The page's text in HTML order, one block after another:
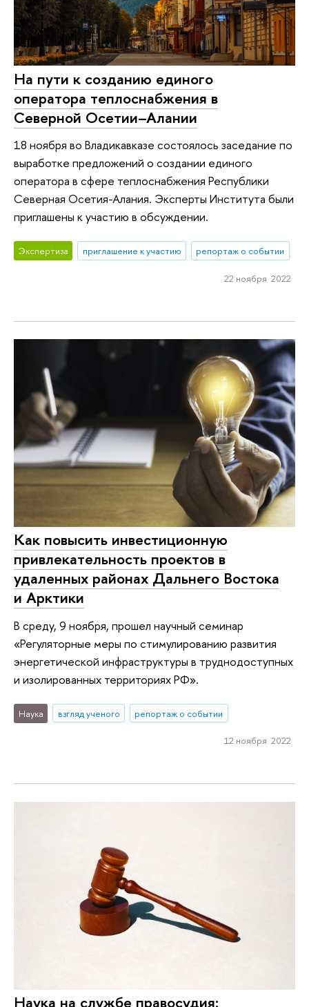
На пути к созданию единого
оператора теплоснабжения в
Северной Осетии–Алании
18 ноября во Владикавказе состоялось заседание по
выработке предложений о создании единого
оператора в сфере теплоснабжения Республики
Северная Осетия-Алания. Эксперты Института были
приглашены к участию в обсуждении.
Экспертиза приглашение к участию репортаж о событии
22 ноября 2022
Как повысить инвестиционную
привлекательность проектов в
удаленных районах Дальнего Востока
и Арктики
В среду, 9 ноября, прошел научный семинар
«Регуляторные меры по стимулированию развития
энергетической инфраструктуры в труднодоступных
и изолированных территориях РФ».
Наука взгляд ученого репортаж о событии
12 ноября 2022
Наука на службе правосудия: